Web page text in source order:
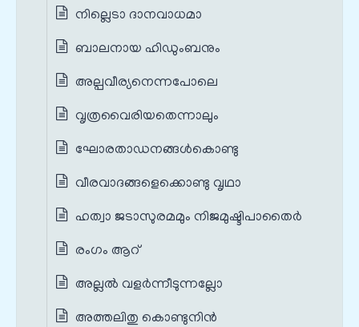
നില്ലെടാ ദാനവാധമാ
ബാലനായ ഹിഡുംബനും
അല്പവീര്യനെന്നപോലെ
വൃത്രവൈരിയതെന്നാലും
ഘോരതാഡനങ്ങൾകൊണ്ടു
വീരവാദങ്ങളെക്കൊണ്ടു വൃഥാ
ഹത്വാ ജടാസുരമമും നിജമുഷ്ടിപാതൈർ
രംഗം ആറ്
അല്ലല്‍ വളര്‍ന്നീടുന്നല്ലോ
അത്തലിതു കൊണ്ടുനിൻ